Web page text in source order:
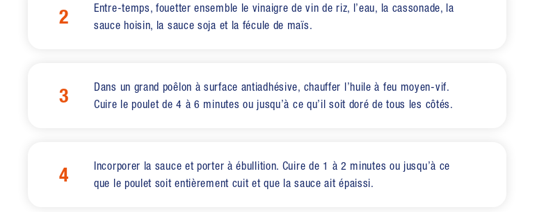
2
Entre-temps, fouetter ensemble le vinaigre de vin de riz, l’eau, la cassonade, la
sauce hoisin, la sauce soja et la fécule de maïs.
3
Dans un grand poêlon à surface antiadhésive, chauffer l’huile à feu moyen-vif.
Cuire le poulet de 4 à 6 minutes ou jusqu’à ce qu’il soit doré de tous les côtés.
4
Incorporer la sauce et porter à ébullition. Cuire de 1 à 2 minutes ou jusqu’à ce
que le poulet soit entièrement cuit et que la sauce ait épaissi.